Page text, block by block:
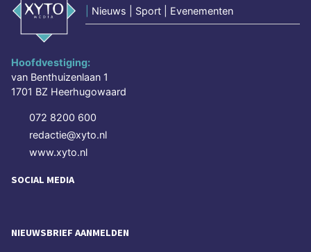
Nieuws | Sport | Evenementen
Hoofdvestiging:
van Benthuizenlaan 1
1701 BZ Heerhugowaard
072 8200 600
redactie@xyto.nl
www.xyto.nl
SOCIAL MEDIA
NIEUWSBRIEF AANMELDEN